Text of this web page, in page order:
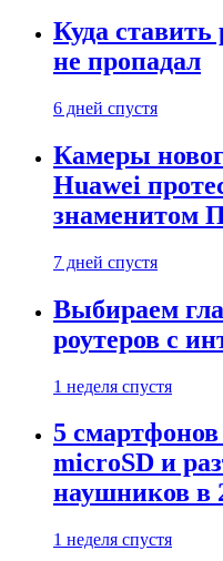
Куда
не пропадал
6 дней спустя
Камеры
Huawei
знаменитом
7 дней спустя
Выбираем
роутеров с
1 неделя спустя
5
microSD и
наушников в
1 неделя спустя